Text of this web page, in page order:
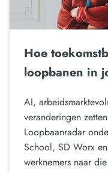
Hoe
loopbanen in
AI,
veranderingen
Loopbaanradar
School, SD Worx
werknemers naar